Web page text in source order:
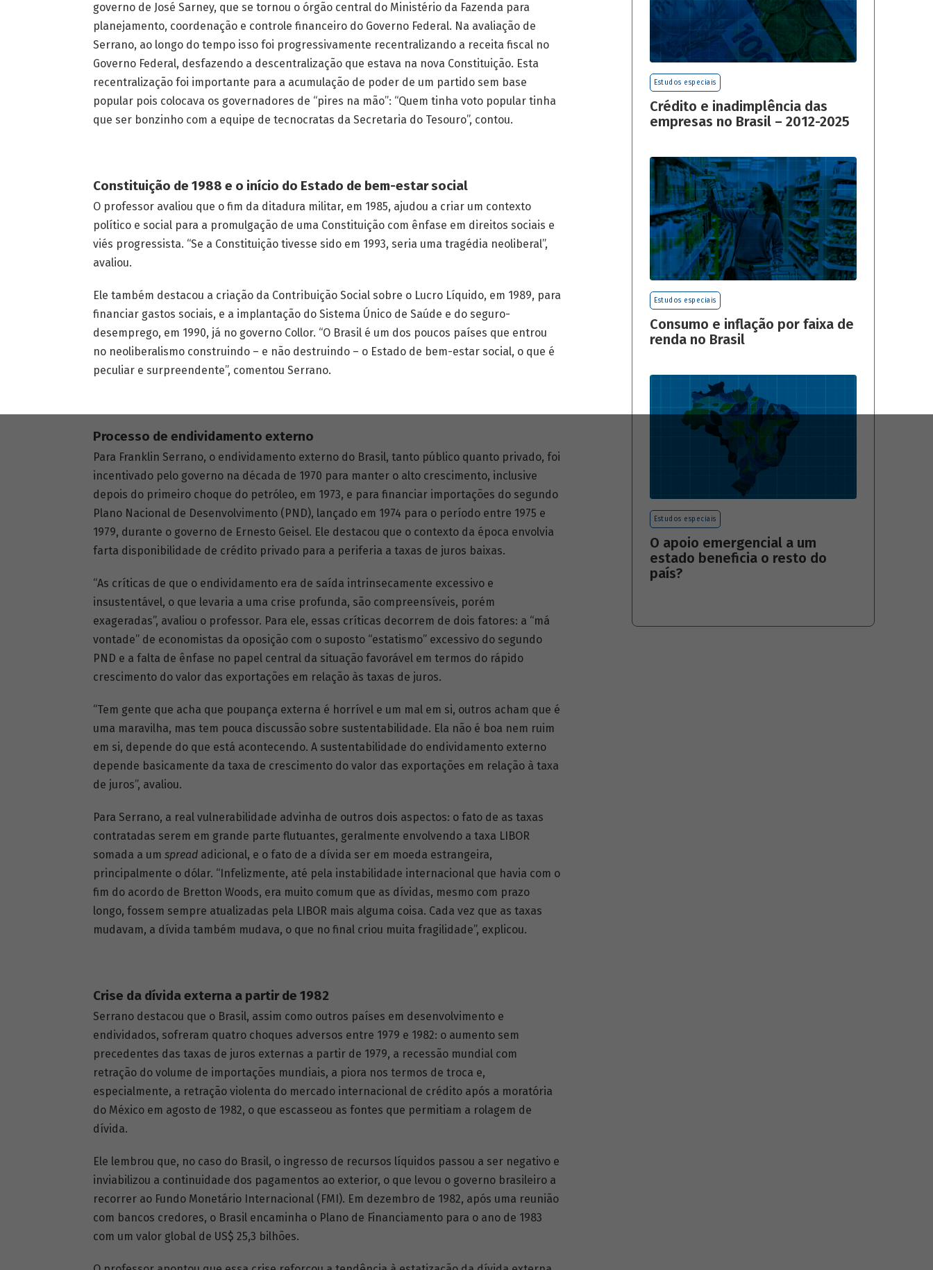
governo de José Sarney, que se tornou o órgão central do Ministério da Fazenda para
planejamento, coordenação e controle financeiro do Governo Federal. Na avaliação de
Serrano, ao longo do tempo isso foi progressivamente recentralizando a receita fiscal no
Governo Federal, desfazendo a descentralização que estava na nova Constituição. Esta
recentralização foi importante para a acumulação de poder de um partido sem base
popular pois colocava os governadores de “pires na mão”: “Quem tinha voto popular tinha
que ser bonzinho com a equipe de tecnocratas da Secretaria do Tesouro”, contou.
Constituição de 1988 e o início do Estado de bem-estar social
O professor avaliou que o fim da ditadura militar, em 1985, ajudou a criar um contexto
político e social para a promulgação de uma Constituição com ênfase em direitos sociais e
viés progressista. “Se a Constituição tivesse sido em 1993, seria uma tragédia neoliberal”,
avaliou.
Ele também destacou a criação da Contribuição Social sobre o Lucro Líquido, em 1989, para
financiar gastos sociais, e a implantação do Sistema Único de Saúde e do seguro-
desemprego, em 1990, já no governo Collor. “O Brasil é um dos poucos países que entrou
no neoliberalismo construindo – e não destruindo – o Estado de bem-estar social, o que é
peculiar e surpreendente”, comentou Serrano.
Processo de endividamento externo
Para Franklin Serrano, o endividamento externo do Brasil, tanto público quanto privado, foi
incentivado pelo governo na década de 1970 para manter o alto crescimento, inclusive
depois do primeiro choque do petróleo, em 1973, e para financiar importações do segundo
Plano Nacional de Desenvolvimento (PND), lançado em 1974 para o período entre 1975 e
1979, durante o governo de Ernesto Geisel. Ele destacou que o contexto da época envolvia
farta disponibilidade de crédito privado para a periferia a taxas de juros baixas.
“As críticas de que o endividamento era de saída intrinsecamente excessivo e
insustentável, o que levaria a uma crise profunda, são compreensíveis, porém
exageradas”, avaliou o professor. Para ele, essas críticas decorrem de dois fatores: a “má
vontade” de economistas da oposição com o suposto “estatismo” excessivo do segundo
PND e a falta de ênfase no papel central da situação favorável em termos do rápido
crescimento do valor das exportações em relação às taxas de juros.
“Tem gente que acha que poupança externa é horrível e um mal em si, outros acham que é
uma maravilha, mas tem pouca discussão sobre sustentabilidade. Ela não é boa nem ruim
em si, depende do que está acontecendo. A sustentabilidade do endividamento externo
depende basicamente da taxa de crescimento do valor das exportações em relação à taxa
de juros”, avaliou.
Para Serrano, a real vulnerabilidade advinha de outros dois aspectos: o fato de as taxas
contratadas serem em grande parte flutuantes, geralmente envolvendo a taxa LIBOR
somada a um spread adicional, e o fato de a dívida ser em moeda estrangeira,
principalmente o dólar. “Infelizmente, até pela instabilidade internacional que havia com o
fim do acordo de Bretton Woods, era muito comum que as dívidas, mesmo com prazo
longo, fossem sempre atualizadas pela LIBOR mais alguma coisa. Cada vez que as taxas
mudavam, a dívida também mudava, o que no final criou muita fragilidade”, explicou.
Crise da dívida externa a partir de 1982
Serrano destacou que o Brasil, assim como outros países em desenvolvimento e
endividados, sofreram quatro choques adversos entre 1979 e 1982: o aumento sem
precedentes das taxas de juros externas a partir de 1979, a recessão mundial com
retração do volume de importações mundiais, a piora nos termos de troca e,
especialmente, a retração violenta do mercado internacional de crédito após a moratória
do México em agosto de 1982, o que escasseou as fontes que permitiam a rolagem de
dívida.
Ele lembrou que, no caso do Brasil, o ingresso de recursos líquidos passou a ser negativo e
inviabilizou a continuidade dos pagamentos ao exterior, o que levou o governo brasileiro a
recorrer ao Fundo Monetário Internacional (FMI). Em dezembro de 1982, após uma reunião
com bancos credores, o Brasil encaminha o Plano de Financiamento para o ano de 1983
com um valor global de US$ 25,3 bilhões.
Estudos especiais
Crédito e inadimplência das
empresas no Brasil – 2012-2025
Estudos especiais
Consumo e inflação por faixa de
renda no Brasil
Estudos especiais
O apoio emergencial a um
estado beneficia o resto do
país?